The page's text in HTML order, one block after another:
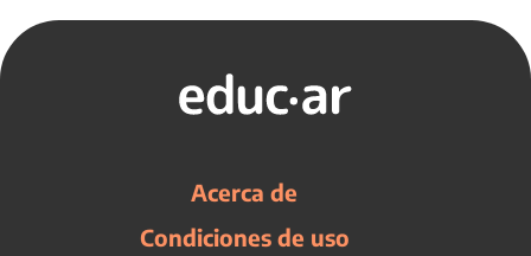
Acerca de
Condiciones de uso